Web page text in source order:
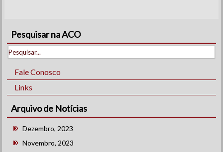
Pesquisar na ACO
Fale Conosco
Links
Arquivo de Notícias
Dezembro, 2023
Novembro, 2023